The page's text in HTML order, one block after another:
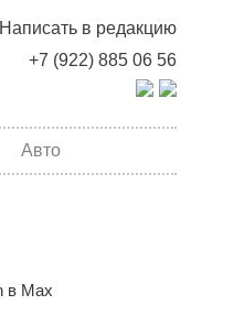
Написать в редакцию
+7 (922) 885 06 56
Авто